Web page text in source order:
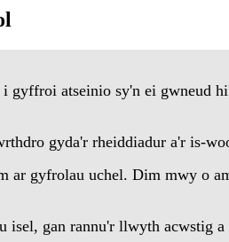
atseinio sy'n ei gwneud
gyda'r rheiddiadur a'r is-
ar gyfrolau uchel. Dim mwy o
isel, gan rannu'r llwyth acwstig